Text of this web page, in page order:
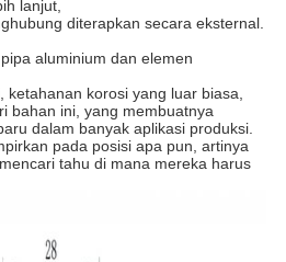
lanjut,
diterapkan secara eksternal.
aluminium dan elemen
ketahanan korosi yang luar biasa,
bahan ini, yang membuatnya
dalam banyak aplikasi produksi.
pada posisi apa pun, artinya
tahu di mana mereka harus